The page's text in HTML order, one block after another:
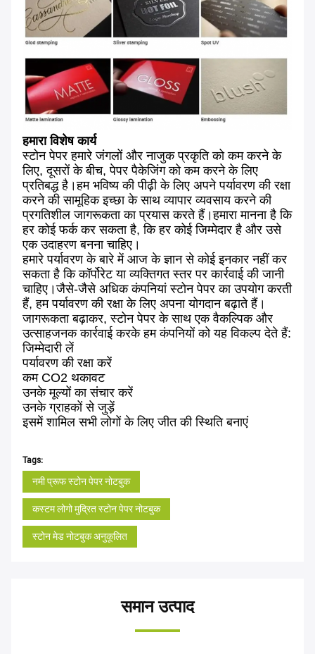
हमारा विशेष कार्य
स्टोन पेपर हमारे जंगलों और नाजुक प्रकृति को कम करने के
लिए, दूसरों के बीच, पेपर पैकेजिंग को कम करने के लिए
प्रतिबद्ध है।हम भविष्य की पीढ़ी के लिए अपने पर्यावरण की रक्षा
करने की सामूहिक इच्छा के साथ व्यापार व्यवसाय करने की
प्रगतिशील जागरूकता का प्रयास करते हैं।हमारा मानना ​​है कि
हर कोई फर्क कर सकता है, कि हर कोई जिम्मेदार है और उसे
एक उदाहरण बनना चाहिए।
हमारे पर्यावरण के बारे में आज के ज्ञान से कोई इनकार नहीं कर
सकता है कि कॉर्पोरेट या व्यक्तिगत स्तर पर कार्रवाई की जानी
चाहिए।जैसे-जैसे अधिक कंपनियां स्टोन पेपर का उपयोग करती
हैं, हम पर्यावरण की रक्षा के लिए अपना योगदान बढ़ाते हैं।
जागरूकता बढ़ाकर, स्टोन पेपर के साथ एक वैकल्पिक और
उत्साहजनक कार्रवाई करके हम कंपनियों को यह विकल्प देते हैं:
जिम्मेदारी लें
पर्यावरण की रक्षा करें
कम CO2 थकावट
उनके मूल्यों का संचार करें
उनके ग्राहकों से जुड़ें
इसमें शामिल सभी लोगों के लिए जीत की स्थिति बनाएं
Tags:
नमी प्रूफ स्टोन पेपर नोटबुक
कस्टम लोगो मुद्रित स्टोन पेपर नोटबुक
स्टोन मेड नोटबुक अनुकूलित
समान उत्पाद